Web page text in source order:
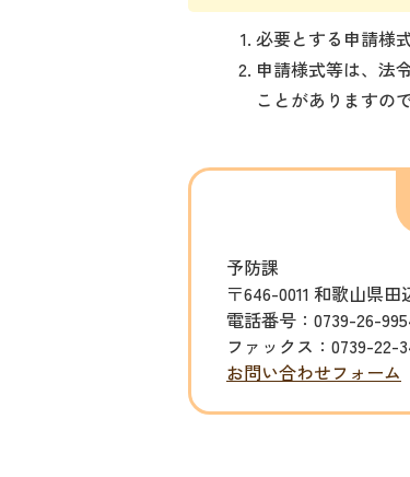
必要とする申請様
申請様式等は、法
ことがありますの
予防課
〒646-0011 和歌山県
電話番号：0739-26-
ファックス：0739-22-
お問い合わせフォーム